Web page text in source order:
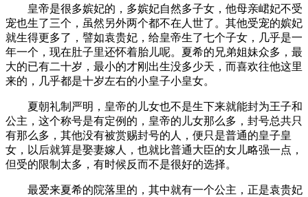
皇帝是很多嫔妃的，多嫔妃自然多子女，他母亲峮妃不受
宠也生了三个，虽然另外两个都不在人世了。其他受宠的嫔妃
就生得更多了，譬如袁贵妃，给皇帝生了七个子女，几乎是一
年一个，现在肚子里还怀着胎儿呢。夏希的兄弟姐妹众多，最
大的已有二十岁，最小的才刚出生没多少天，而喜欢往他这里
来的，几乎都是十岁左右的小皇子小皇女。
夏朝礼制严明，皇帝的儿女也不是生下来就能封为王子和
公主，这个称号是有定例的，皇帝的儿女那么多，封号总共只
有那么多，其他没有被赏赐封号的人，便只是普通的皇子皇
女，以后就算是娶妻嫁人，也就比普通大臣的女儿略强一点，
但受的限制太多，有时候反而不是很好的选择。
最爱来夏希的院落里的，其中就有一个公主，正是袁贵妃